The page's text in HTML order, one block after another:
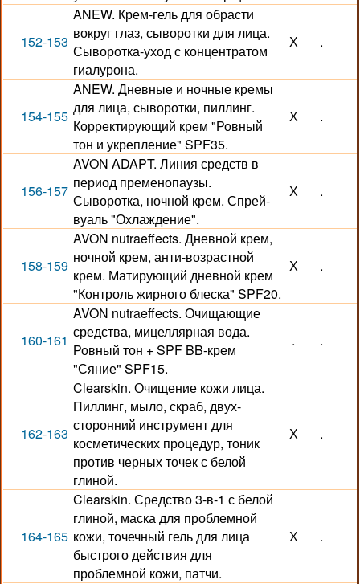
152-153
ANEW. Крем-гель для обрасти
вокруг глаз, сыворотки для лица.
Сыворотка-уход с концентратом
гиалурона.
Х .
154-155
ANEW. Дневные и ночные кремы
для лица, сыворотки, пиллинг.
Корректирующий крем "Ровный
тон и укрепление" SPF35.
Х .
156-157
AVON ADAPT. Линия средств в
период пременопаузы.
Сыворотка, ночной крем. Спрей-
вуаль "Охлаждение".
Х .
158-159
AVON nutraeffects. Дневной крем,
ночной крем, анти-возрастной
крем. Матирующий дневной крем
"Контроль жирного блеска" SPF20.
Х .
160-161
AVON nutraeffects. Очищающие
средства, мицеллярная вода.
Ровный тон + SPF BB-крем
"Сяние" SPF15.
. .
162-163
Clearskin. Очищение кожи лица.
Пиллинг, мыло, скраб, двух-
сторонний инструмент для
косметических процедур, тоник
против черных точек с белой
глиной.
Х .
164-165
Clearskin. Средство 3-в-1 с белой
глиной, маска для проблемной
кожи, точечный гель для лица
быстрого действия для
проблемной кожи, патчи.
Х .